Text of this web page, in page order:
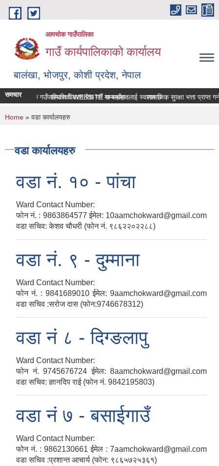
Skip to main content
आमचोक गाउँपालिका
गाउँ कार्यपालिकाको कार्यालय
बालंखा, भोजपुर, कोशी प्रदेश, नेपाल
आमचोक गउँपालिकाको WEBSITE मा यहाँहरुलाई स्वागत छ ।
समचार सम्पत्ति विवरण पेश गर्ने सम्बन्धमा। सामाजिक सुरक्षा भत्ता प्राप्‍त
You are here
Home » वडा कार्यालयहरु
वडा कार्यालयहरु
वडा नं. १० - पांचा
Ward Contact Number:
फोन नं. : 9863864577 ईमेल: 10aamchokward@gmail.com
वडा सचिव: केशव चौधरी (फोन नं. ९८६२२०२२८८)
वडा नं. ९ - दुम्माना
Ward Contact Number:
फोन नं. : 9841689010 ईमेल: 9aamchokward@gmail.com
वडा सचिव :सरोज दास (फोन:9746678312)
वडा नं‍ ८ - दिग्ङलापु
Ward Contact Number:
फोन नं. 9745676724 ईमेल: 8aamchokward@gmail.com
वडा सचिव: ज्ञानद‍िप राई (फोन नं. 9842195803)
वडा नं‍ ७ - बसाईगाउँ
Ward Contact Number:
फोन नं. : 9862130661 ईमेल : 7aamchokward@gmail.com
वडा सचिव :प्रशान्त आचार्य (फोन: ९८६५७२५३६१)